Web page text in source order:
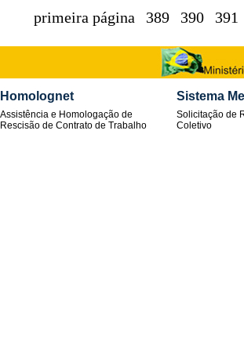
primeira página 389 390 391
Homolognet
Assistência e Homologação de
Rescisão de Contrato de Trabalho
Sistema
Solicitação de
Coletivo